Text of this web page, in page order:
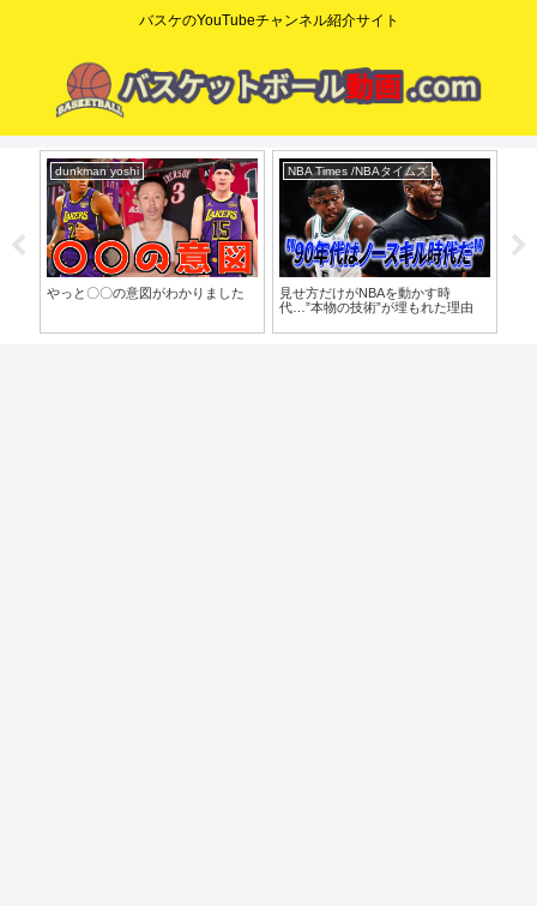
バスケのYouTubeチャンネル紹介サイト
dunkman yoshi
やっと〇〇の意図がわかりました
NBA Times /NBAタイムズ
見せ方だけがNBAを動かす時
代…”本物の技術”が埋もれた理由